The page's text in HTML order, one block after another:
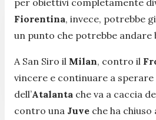
Fiorentina, invece, potrebbe
un punto che potrebbe andare
A San Siro il Milan, contro il
vincere e continuare a sperare
dell’Atalanta che va a caccia
contro una Juve che ha